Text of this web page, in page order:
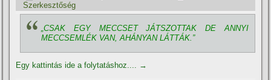
Szerkesztőség
„CSAK EGY MECCSET JÁTSZOTTAK DE ANNYI
MECCSEMLÉK VAN, AHÁNYAN LÁTTÁK.”
Egy kattintás ide a folytatáshoz.... →